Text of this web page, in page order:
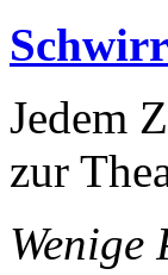
Jedem
zur
Wenige